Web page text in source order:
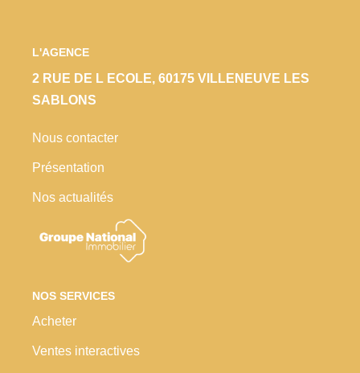
VENTES INTERACTIVES
NOS CLIENTS
Nos Prestations
L'AGENCE
2 RUE DE L ECOLE, 60175 VILLENEUVE LES
SABLONS
Nous contacter
Présentation
Nos actualités
NOS SERVICES
Acheter
Ventes interactives